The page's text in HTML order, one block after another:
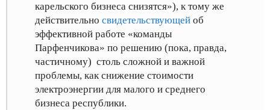
карельского бизнеса снизятся»), к тому же
действительно свидетельствующей об
эффективной работе «команды
Парфенчикова» по решению (пока, правда,
частичному) столь сложной и важной
проблемы, как снижение стоимости
электроэнергии для малого и среднего
бизнеса республики.